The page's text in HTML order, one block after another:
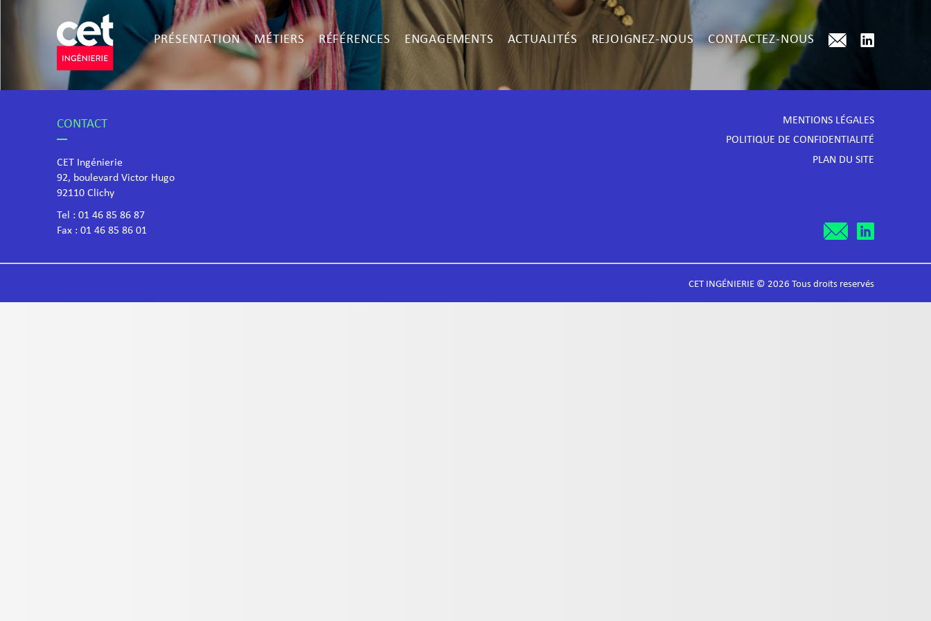
PRÉSENTATION MÉTIERS RÉFÉRENCES ENGAGEMENTS ACTUALITÉS REJOIGNEZ-NOUS CONTACTEZ-NOUS
CONTACT
CET Ingénierie
92, boulevard Victor Hugo
​92110 Clichy
Tel : 01 46 85 86 87
Fax : 01 46 85 86 01
MENTIONS LÉGALES
POLITIQUE DE CONFIDENTIALITÉ
PLAN DU SITE
CET INGÉNIERIE © 2026 Tous droits reservés